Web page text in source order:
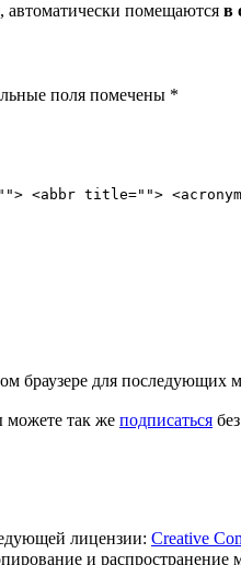
помещаются в
поля помечены *
<abbr title="">
браузере для последующих
можете так же подписаться
лицензии: Creative
и